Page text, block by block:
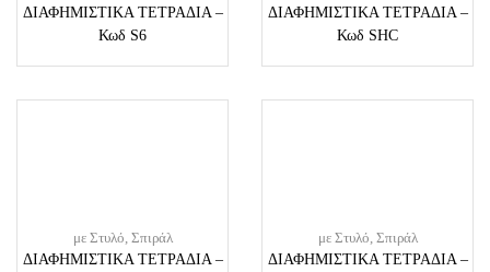
ΔΙΑΦΗΜΙΣΤΙΚΑ ΤΕΤΡΑΔΙΑ –
Κωδ S6
ΔΙΑΦΗΜΙΣΤΙΚΑ ΤΕΤΡΑΔΙΑ –
Κωδ SHC
με Στυλό Σπιράλ
ΔΙΑΦΗΜΙΣΤΙΚΑ ΤΕΤΡΑΔΙΑ –
με Στυλό Σπιράλ
ΔΙΑΦΗΜΙΣΤΙΚΑ ΤΕΤΡΑΔΙΑ –